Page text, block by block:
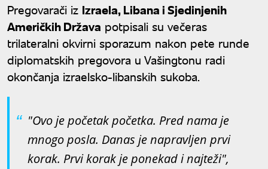
Pregovarači iz Izraela, Libana i Sjedinjenih
Američkih Država potpisali su večeras
trilateralni okvirni sporazum nakon pete runde
diplomatskih pregovora u Vašingtonu radi
okončanja izraelsko-libanskih sukoba.
"Ovo je početak početka. Pred nama je
mnogo posla. Danas je napravljen prvi
korak. Prvi korak je ponekad i najteži",